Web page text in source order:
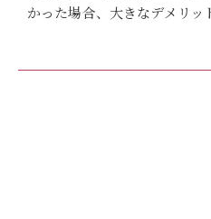
かった場合、大きなデメリッ